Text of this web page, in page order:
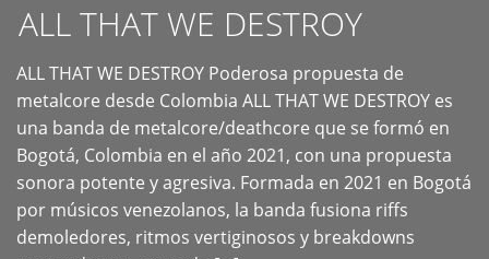
ALL THAT WE DESTROY
ALL THAT WE DESTROY Poderosa propuesta de
metalcore desde Colombia ALL THAT WE DESTROY es
una banda de metalcore/deathcore que se formó en
Bogotá, Colombia en el año 2021, con una propuesta
sonora potente y agresiva. Formada en 2021 en Bogotá
por músicos venezolanos, la banda fusiona riffs
demoledores, ritmos vertiginosos y breakdowns
+